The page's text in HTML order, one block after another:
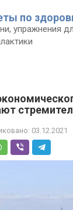
по
упражнения
03.12.2021